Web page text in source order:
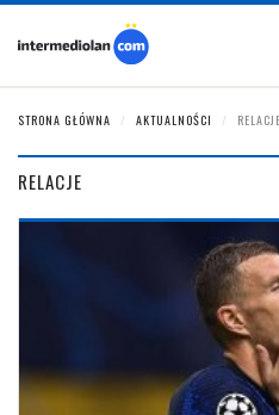
STRONA GŁÓWNA AKTUALNOŚCI RELACJE
RELACJE